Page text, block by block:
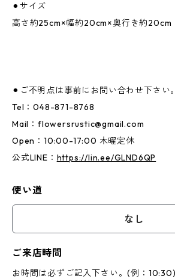
⚫︎サイズ
高さ約25cm×幅約20cm×奥行き約20cm
⚫︎ご不明点は事前にお問い合わせ下さい。
Tel：048-871-8768
Mail： flowersrustic@gmail.com
Open：10:00-17:00 木曜定休
公式LINE： https://lin.ee/GLND6QP
使い道
なし
ご来店時間
お時間は必ずご記入下さい。(例：10:30)